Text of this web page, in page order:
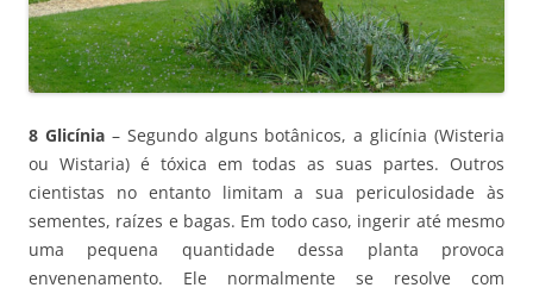
8 Glicínia– Segundo alguns botânicos, a glicínia (Wisteria
ou Wistaria) é tóxica em todas as suas partes. Outros
cientistas no entanto limitam a sua periculosidade às
sementes, raízes e bagas. Em todo caso, ingerir até mesmo
uma pequena quantidade dessa planta provoca
envenenamento. Ele normalmente se resolve com